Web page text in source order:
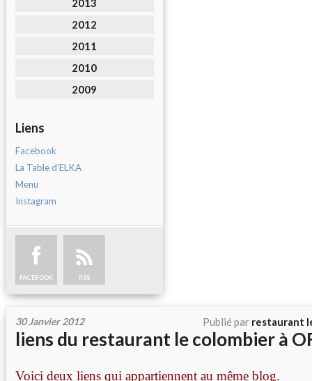
2013
2012
2011
2010
2009
Liens
Facebook
La Table d'ELKA
Menu
Instagram
FACEBOOK RSS
30 Janvier 2012 Publié par restaurant
liens du restaurant le colombier à
Voici deux liens qui appartiennent au même blog.